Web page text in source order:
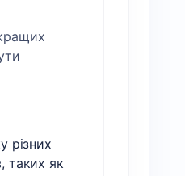
різних
таких як